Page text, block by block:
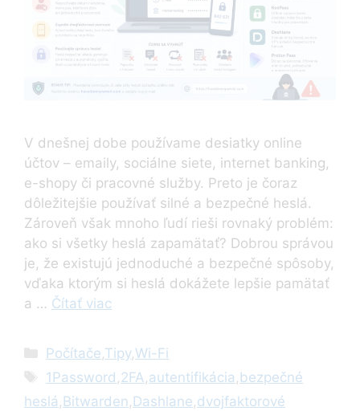
V dnešnej dobe používame desiatky online
účtov – emaily, sociálne siete, internet banking,
e-shopy či pracovné služby. Preto je čoraz
dôležitejšie používať silné a bezpečné heslá.
Zároveň však mnoho ľudí rieši rovnaký problém:
ako si všetky heslá zapamätať? Dobrou správou
je, že existujú jednoduché a bezpečné spôsoby,
vďaka ktorým si heslá dokážete lepšie pamätať
a … Čítať viac
Kategórie
Počítače,Tipy,Wi-Fi
Značky
1Password ,2FA,autentifikácia , bezpečné
heslá , Bitwarden, Dashlane,dvojfaktorové